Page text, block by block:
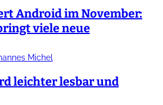
Android im November:
viele neue
Michel
leichter lesbar und